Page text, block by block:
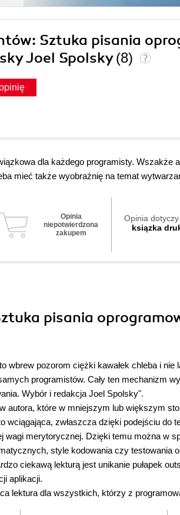
Sztuka pisania
Joel Spolsky(8)
dla każdego programisty. Wszakże
mieć także wyobraźnię na temat
Opinia
niepotwierdzona
zakupem
Opinia
ksiązka
pisania
wbrew pozorom ciężki kawałek chleba i nie
programistów. Cały ten mechanizm
Wybór i redakcja Joel Spolsky".
autora, które w mniejszym lub większym
wciągająca, zwłaszcza dzięki podejściu do
wagi merytorycznej. Dzięki temu można w
style kodowania czy testowania
ciekawą lekturą jest unikanie pułapek
aplikacji.
lektura dla wszystkich, którzy z